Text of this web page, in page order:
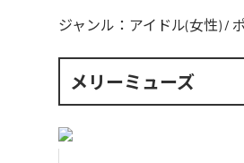
ジャンル： アイドル(女性) /
メリーミューズ